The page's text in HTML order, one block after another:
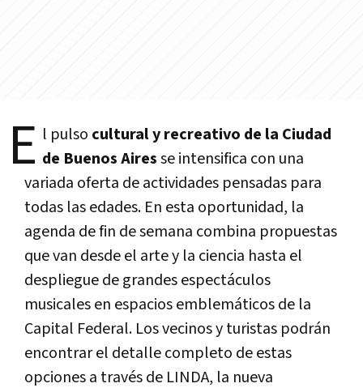
E l pulso cultural y recreativo de la Ciudad
de Buenos Airesse intensifica con una
variada oferta de actividades pensadas para
todas las edades. En esta oportunidad, la
agenda de fin de semana combina propuestas
que van desde el arte y la ciencia hasta el
despliegue de grandes espectáculos
musicales en espacios emblemáticos de la
Capital Federal. Los vecinos y turistas podrán
encontrar el detalle completo de estas
opciones a través de LINDA, la nueva